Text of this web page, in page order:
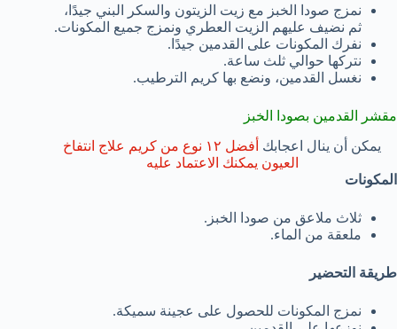
نمزج صودا الخبز مع زيت الزيتون والسكر البني جيدًا،
ثم نضيف عليهم الزيت العطري ونمزج جميع المكونات.
نفرك المكونات على القدمين جيدًا.
نتركها حوالي ثلث ساعة.
نغسل القدمين، ونضع بها كريم الترطيب.
مقشر القدمين بصودا الخبز
يمكن أن ينال اعجابك
أفضل ١٢ نوع من كريم علاج انتفاخ
العيون يمكنك الاعتماد عليه
المكونات
ثلاث ملاعق من صودا الخبز.
ملعقة من الماء.
طريقة التحضير
نمزج المكونات للحصول على عجينة سميكة.